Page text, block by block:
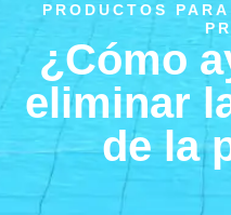
PRODUCTOS
¿Cómo
eliminar
de la